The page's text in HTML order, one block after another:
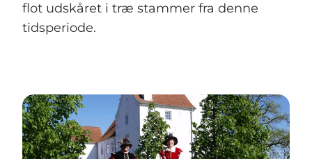
flot udskåret i træ stammer fra denne
tidsperiode.